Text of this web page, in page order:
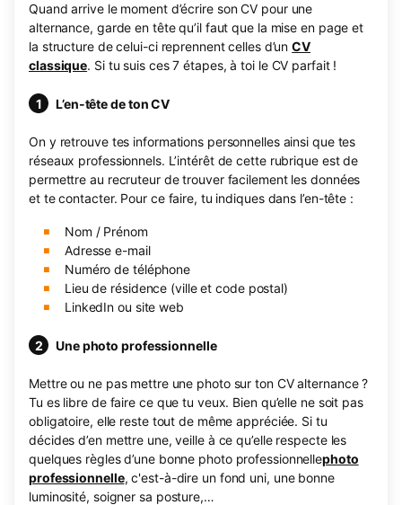
Quand arrive le moment d’écrire son CV pour une
alternance, garde en tête qu’il faut que la mise en page et
la structure de celui-ci reprennent celles d’unCV
classique. Si tu suis ces 7 étapes, à toi le CV parfait !
L’en-tête de ton CV
On y retrouve tes informations personnelles ainsi que tes
réseaux professionnels. L’intérêt de cette rubrique est de
permettre au recruteur de trouver facilement les données
et te contacter. Pour ce faire, tu indiques dans l’en-tête :
Nom / Prénom
Adresse e-mail
Numéro de téléphone
Lieu de résidence (ville et code postal)
LinkedIn ou site web
Une photo professionnelle
Mettre ou ne pas mettre une photo sur ton CV alternance ?
Tu es libre de faire ce que tu veux. Bien qu’elle ne soit pas
obligatoire, elle reste tout de même appréciée. Si tu
décides d’en mettre une, veille à ce qu’elle respecte les
quelques règles d’une bonne photo professionnellephoto
professionnelle, c'est-à-dire un fond uni, une bonne
luminosité, soigner sa posture,…